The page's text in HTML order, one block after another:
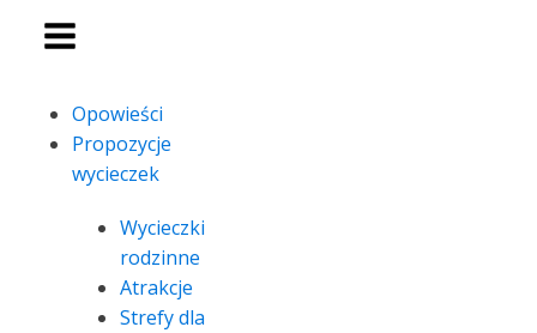
Opowieści
Propozycje
wycieczek
Wycieczki
rodzinne
Atrakcje
Strefy dla